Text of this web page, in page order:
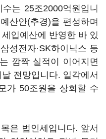
는 25조2000억원입니
산안(추경)을 편성하며
입예산에 반영한 바 있
성전자·SK하이닉스 등
깜짝 실적이 이어지면
전망입니다. 일각에서
가 50조원을 상회할 수
은 법인세입니다. 앞서